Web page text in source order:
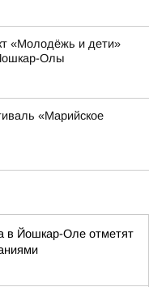
«Молодёжь и дети»
Олы
«Марийское
в Йошкар-Оле отметят